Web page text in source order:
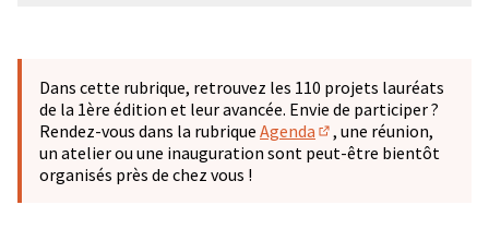
−
Dans cette rubrique, retrouvez les 110 projets lauréats
de la 1ère édition et leur avancée. Envie de participer ?
Rendez-vous dans la rubrique Agenda
(S'ouvre dans un
, une réunion,
un atelier ou une inauguration sont peut-être bientôt
organisés près de chez vous !